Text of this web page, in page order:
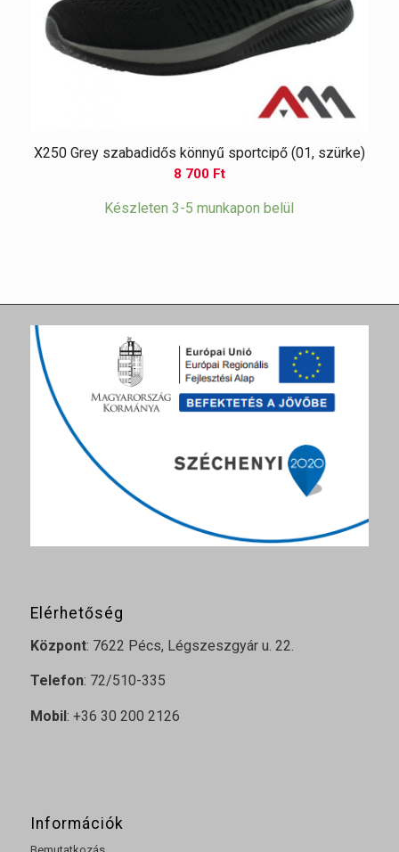
X250 Grey szabadidős könnyű sportcipő (01, szürke)
8 700 Ft
Készleten 3-5 munkapon belül
Elérhetőség
Központ: 7622 Pécs, Légszeszgyár u. 22.
Telefon: 72/510-335
Mobil: +36 30 200 2126
Információk